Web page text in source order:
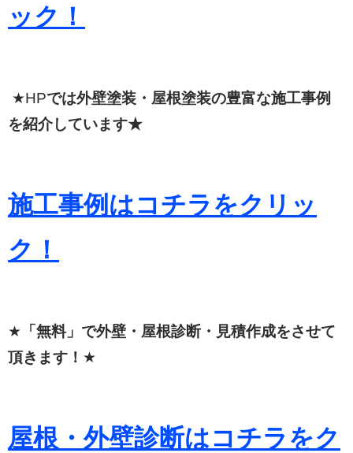
ック！
★HPでは外壁塗装・屋根塗装の豊富な施工事例
を紹介しています★
施工事例はコチラをクリッ
ク！
★ 「無料」で外壁・屋根診断・見積作成をさせて
頂きます！ ★
屋根・外壁診断はコチラをク